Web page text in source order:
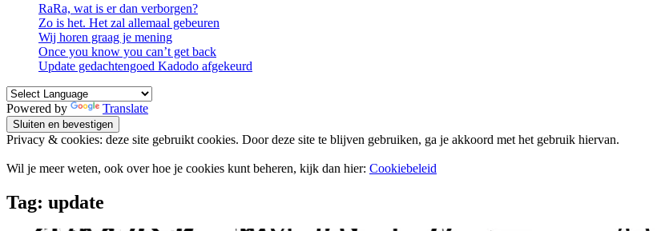
RaRa, wat is er dan verborgen?
Zo is het. Het zal allemaal gebeuren
Wij horen graag je mening
Once you know you can’t get back
Update gedachtengoed Kadodo afgekeurd
Powered by Translate
Privacy & cookies: deze site gebruikt cookies. Door deze site te blijven gebruiken, ga je akkoord met het gebruik hiervan.
Wil je meer weten, ook over hoe je cookies kunt beheren, kijk dan hier: Cookiebeleid
Tag: update